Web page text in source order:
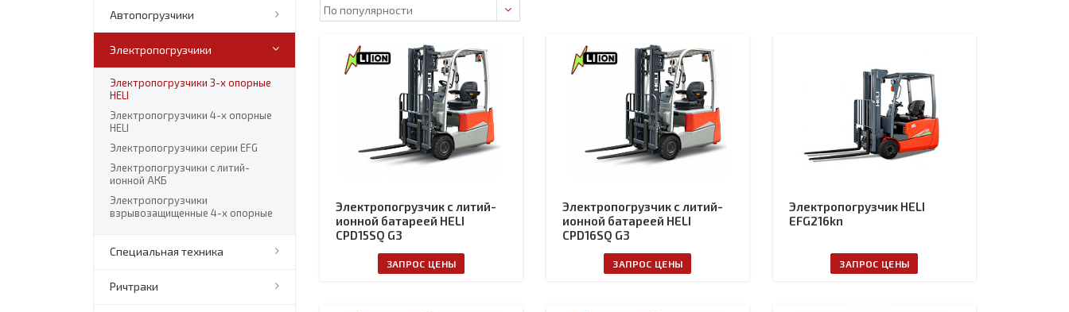
Автопогрузчики
Электропогрузчики
Электропогрузчики 3-х опорные
HELI
Электропогрузчики 4-х опорные
HELI
Электропогрузчики серии EFG
Электропогрузчики с литий-
ионной АКБ
Электропогрузчики
взрывозащищенные 4-х опорные
Специальная техника
Ричтраки
Электропогрузчик с литий-
ионной батареей HELI
CPD15SQ G3
ЗАПРОС ЦЕНЫ
Электропогрузчик с литий-
ионной батареей HELI
CPD16SQ G3
ЗАПРОС ЦЕНЫ
Электропогрузчик HELI
EFG216kn
ЗАПРОС ЦЕНЫ